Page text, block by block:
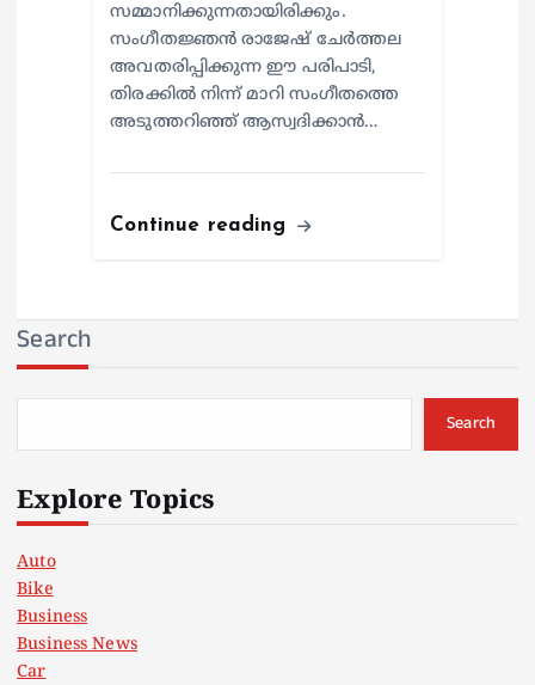
സമ്മാനിക്കുന്നതായിരിക്കും.
സംഗീതജ്ഞൻ രാജേഷ് ചേർത്തല
അവതരിപ്പിക്കുന്ന ഈ പരിപാടി,
തിരക്കിൽ നിന്ന് മാറി സംഗീതത്തെ
അടുത്തറിഞ്ഞ് ആസ്വദിക്കാൻ…
Continue reading
Search
Search
Explore Topics
Auto
Bike
Business
Business News
Car